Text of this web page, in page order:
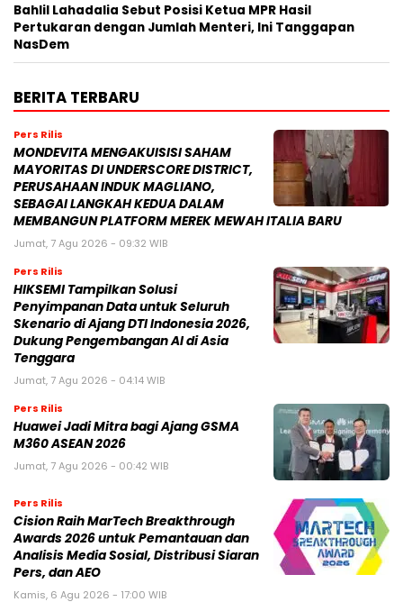
Bahlil Lahadalia Sebut Posisi Ketua MPR Hasil
Pertukaran dengan Jumlah Menteri, Ini Tanggapan
NasDem
BERITA TERBARU
Pers Rilis
MONDEVITA MENGAKUISISI SAHAM
MAYORITAS DI UNDERSCORE DISTRICT,
PERUSAHAAN INDUK MAGLIANO,
SEBAGAI LANGKAH KEDUA DALAM
MEMBANGUN PLATFORM MEREK MEWAH ITALIA BARU
Jumat, 7 Agu 2026 - 09:32 WIB
Pers Rilis
HIKSEMI Tampilkan Solusi
Penyimpanan Data untuk Seluruh
Skenario di Ajang DTI Indonesia 2026,
Dukung Pengembangan AI di Asia
Tenggara
Jumat, 7 Agu 2026 - 04:14 WIB
Pers Rilis
Huawei Jadi Mitra bagi Ajang GSMA
M360 ASEAN 2026
Jumat, 7 Agu 2026 - 00:42 WIB
Pers Rilis
Cision Raih MarTech Breakthrough
Awards 2026 untuk Pemantauan dan
Analisis Media Sosial, Distribusi Siaran
Pers, dan AEO
Kamis, 6 Agu 2026 - 17:00 WIB